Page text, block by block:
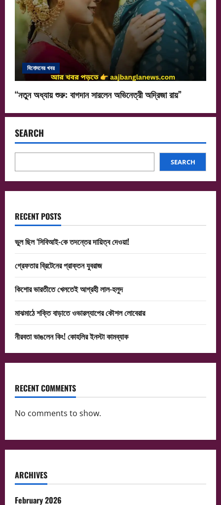
বিনোদনের খবর
“নতুন অধ্যায় শুরু: বাগদান সারলেন অভিনেত্রী অদ্রিজা রায়”
SEARCH
SEARCH
RECENT POSTS
ভুল ছিল ‘সিবিআই-কে তদন্তের দায়িত্ব দেওয়া!
গ্রেফতার ব্রিটেনের প্রাক্তন যুবরাজ
কিশোর ভারতীতে খেলতেই আগ্রহী লাল-হলুদ
মাঝমাঠে শক্তি বাড়াতে ওভারল্যাপের কৌশল লোবেরার
নীরবতা ভাঙলেন কিং! কোহলির ইনস্টা কামব্যাক
RECENT COMMENTS
No comments to show.
ARCHIVES
February 2026